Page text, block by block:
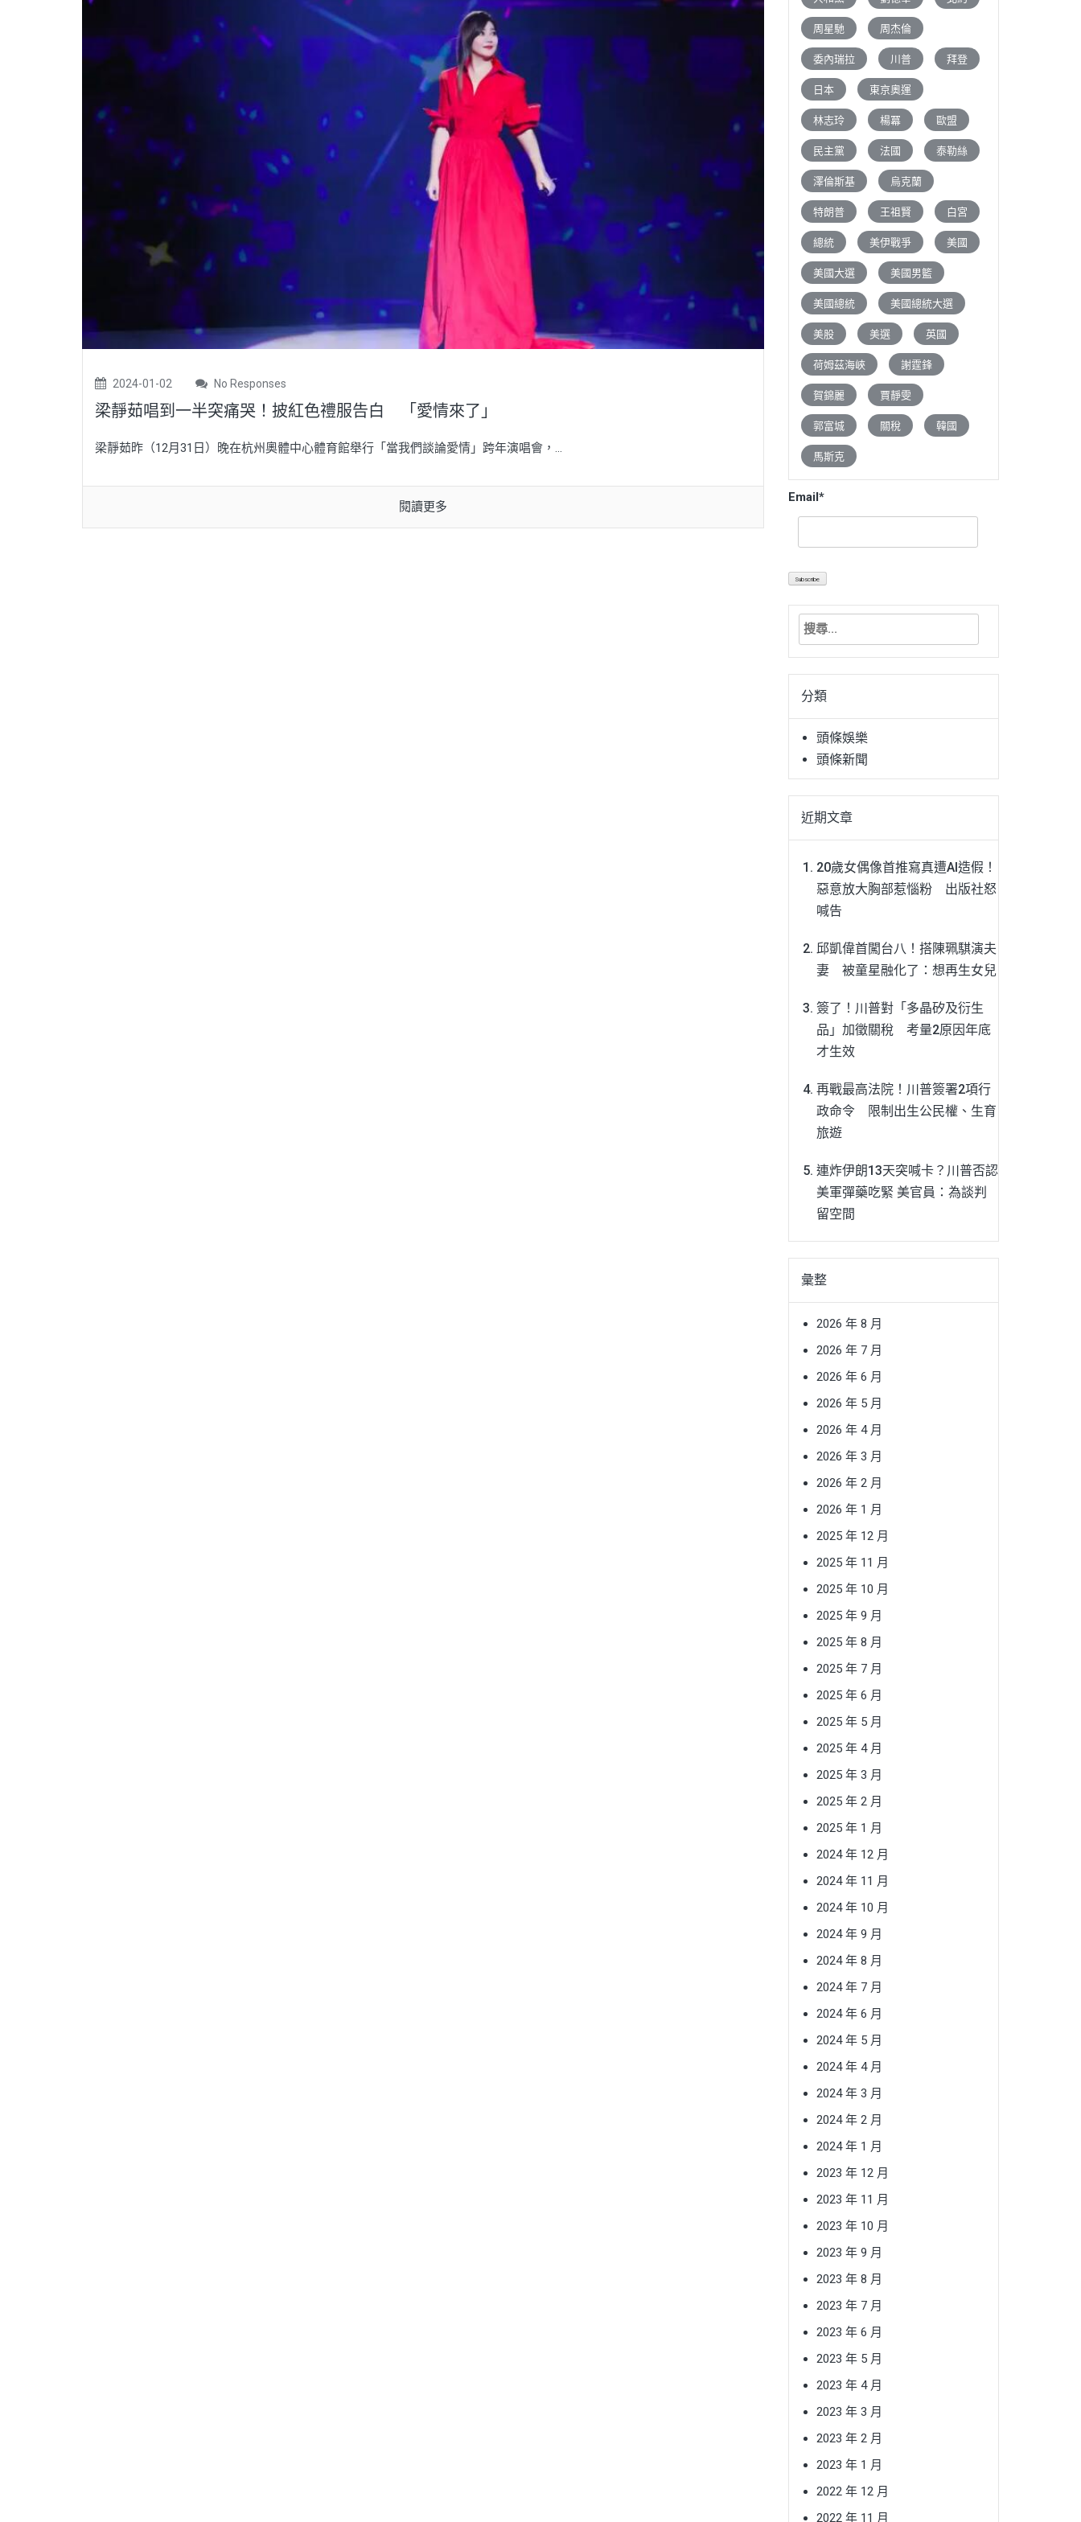
2024-01-02 No Responses
梁靜茹唱到一半突痛哭！披紅色禮服告白 「愛情來了」
梁靜茹昨（12月31日）晚在杭州奧體中心體育館舉行「當我們談論愛情」跨年演唱會，...
閱讀更多
周星馳 周杰倫
委內瑞拉 川普 拜登
日本 東京奧運
林志玲 楊冪 歐盟
民主黨 法國 泰勒絲
澤倫斯基 烏克蘭
特朗普 王祖賢 白宮
總統 美伊戰爭 美國
美國大選 美國男籃
美國總統 美國總統大選
美股 美選 英國
荷姆茲海峽 謝霆鋒
賀錦麗 賈靜雯
郭富城 關稅 韓國
馬斯克
Email*
搜
關
字:分類
頭條娛樂
頭條新聞
近期文章
20歲女偶像首推寫真遭AI造假！
惡意放大胸部惹惱粉 出版社怒
喊告
邱凱偉首闖台八！搭陳珮騏演夫
妻 被童星融化了：想再生女兒
簽了！川普對「多晶矽及衍生
品」加徵關稅 考量2原因年底
才生效
再戰最高法院！川普簽署2項行
政命令 限制出生公民權、生育
旅遊
連炸伊朗13天突喊卡？川普否認
美軍彈藥吃緊 美官員：為談判
留空間
彙整
2026 年 8 月
2026 年 7 月
2026 年 6 月
2026 年 5 月
2026 年 4 月
2026 年 3 月
2026 年 2 月
2026 年 1 月
2025 年 12 月
2025 年 11 月
2025 年 10 月
2025 年 9 月
2025 年 8 月
2025 年 7 月
2025 年 6 月
2025 年 5 月
2025 年 4 月
2025 年 3 月
2025 年 2 月
2025 年 1 月
2024 年 12 月
2024 年 11 月
2024 年 10 月
2024 年 9 月
2024 年 8 月
2024 年 7 月
2024 年 6 月
2024 年 5 月
2024 年 4 月
2024 年 3 月
2024 年 2 月
2024 年 1 月
2023 年 12 月
2023 年 11 月
2023 年 10 月
2023 年 9 月
2023 年 8 月
2023 年 7 月
2023 年 6 月
2023 年 5 月
2023 年 4 月
2023 年 3 月
2023 年 2 月
2023 年 1 月
2022 年 12 月
2022 年 11 月